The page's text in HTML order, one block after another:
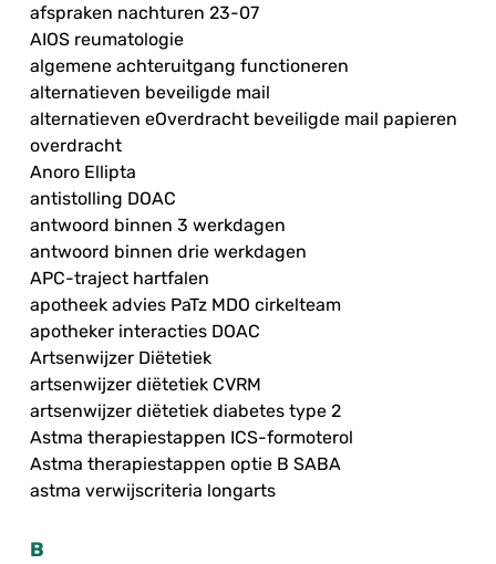
afspraken nachturen 23-07
AIOS reumatologie
algemene achteruitgang functioneren
alternatieven beveiligde mail
alternatieven eOverdracht beveiligde mail papieren
overdracht
Anoro Ellipta
antistolling DOAC
antwoord binnen 3 werkdagen
antwoord binnen drie werkdagen
APC-traject hartfalen
apotheek advies PaTz MDO cirkelteam
apotheker interacties DOAC
Artsenwijzer Diëtetiek
artsenwijzer diëtetiek CVRM
artsenwijzer diëtetiek diabetes type 2
Astma therapiestappen ICS-formoterol
Astma therapiestappen optie B SABA
astma verwijscriteria longarts
B